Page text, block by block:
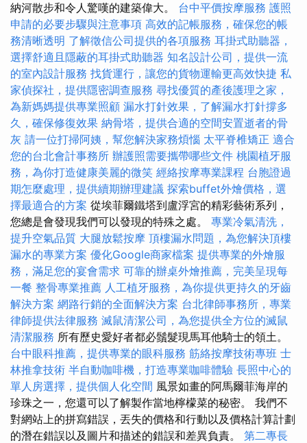
納河散步和令人驚嘆的建築偉大。 台中平價按摩服務 護照
申請的必要步驟與注意事項 高效的記帳服務，確保您的帳
務清晰透明 了解徵信公司提供的各項服務 耳掛式助聽器，
選擇舒適且隱蔽的耳掛式助聽器 知名設計公司，提供一流
的室內設計服務 找貨運行，讓您的貨物運輸更高效快捷 私
家偵探社，提供隱密調查服務 尋找優質的產後護理之家，
為新媽媽提供專業照顧 漏水打針效果，了解漏水打針撐多
久，確保修復效果 納骨塔，提供合適的空間安置逝者的骨
灰 請一位打掃阿姨，幫您解決家務煩惱 太平脊椎矯正 適合
您的台北會計事務所 辦護照需要攜帶哪些文件 桃園植牙服
務，為你打造健康美麗的微笑 經絡按摩專業課程 台胞證過
期怎麼處理，提供續期辦理建議 探索buffet外燴價格，選
擇最適合的方案 從埃菲爾鐵塔到盧浮宮的精彩藝術系列，
您總是會發現我們可以發現的特殊之處。 專業冷氣清洗，
提升空氣品質 大腿放鬆按摩 頂樓漏水問題，為您解決頂樓
漏水的專業方案 優化Google商家檔案 提供專業的外燴服
務，滿足您的宴會需求 可靠的辦桌外燴推薦，完美呈現每
一餐 整骨專業推薦 人工植牙服務，為你提供更持久的牙齒
解決方案 網路行銷的全面解決方案 台北律師事務所，專業
律師提供法律服務 滅鼠清潔公司，為您提供全方位的滅鼠
清潔服務 所有歷史愛好者都必鬚髮現馬耳他騎士的領土。
台中眼科推薦，提供專業的眼科服務 筋絡按摩技術專班 士
林推拿技術 半自動咖啡機，打造專業咖啡體驗 長照中心的
單人房選擇，提供個人化空間 風景如畫的阿馬爾菲海岸的
珍珠之一，您還可以了解製作當地檸檬菜的秘密。 我們不
對網站上的拼寫錯誤，丟失的價格和行動以及價格計算計劃
的潛在錯誤以及圖片和描述的錯誤和差異負責。 第二專長